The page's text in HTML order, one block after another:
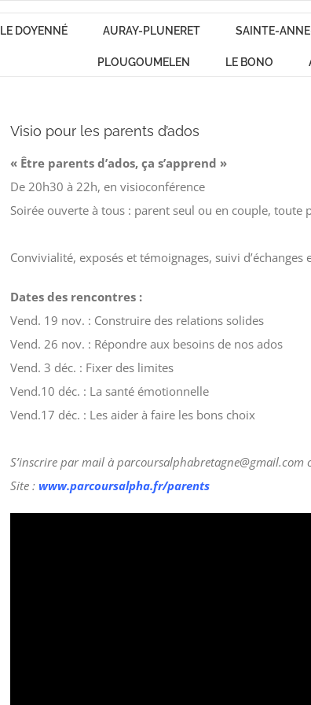
LE DOYENNÉ AURAY-PLUNERET SAINTE-
PLOUGOUMELEN LE BONO
Visio pour les parents d’ados
« Être parents d’ados, ça s’apprend »
De 20h30 à 22h, en visioconférence
Soirée ouverte à tous : parent seul ou en couple, toute
Convivialité, exposés et témoignages, suivi d’échanges
Dates des rencontres :
Vend. 19 nov. : Construire des relations solides
Vend. 26 nov. : Répondre aux besoins de nos ados
Vend. 3 déc. : Fixer des limites
Vend.10 déc. : La santé émotionnelle
Vend.17 déc. : Les aider à faire les bons choix
S’inscrire par mail à parcoursalphabretagne@gmail.com
Site : www.parcoursalpha.fr/parents